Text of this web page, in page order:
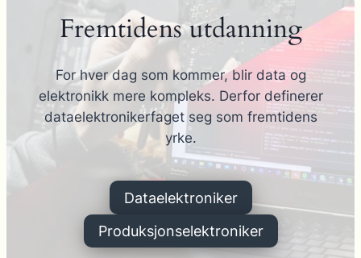
Fremtidens utdanning
For hver dag som kommer, blir data og
elektronikk mere kompleks. Derfor definerer
dataelektronikerfaget seg som fremtidens
yrke.
Dataelektroniker
Produksjonselektroniker